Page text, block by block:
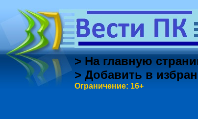
> На главную
> Добавить в
Ограничение: 16+